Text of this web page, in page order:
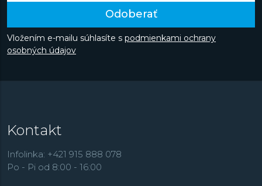
odohráva vo vzduchu, na mori alebo je skryté za
Odoberať
Vložením e-mailu súhlasíte s podmienkami ochrany
osobných údajov
Kontakt
Infolinka: +421 915 888 078
Po - Pi od 8:00 - 16:00